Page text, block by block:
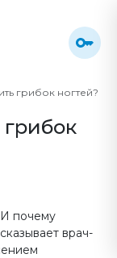
грибок ногтей?
И почему
врач-